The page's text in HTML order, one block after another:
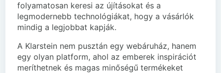
folyamatosan keresi az újításokat és a
legmodernebb technológiákat, hogy a vásárlók
mindig a legjobbat kapják.
A Klarstein nem pusztán egy webáruház, hanem
egy olyan platform, ahol az emberek inspirációt
meríthetnek és magas minőségű termékeket